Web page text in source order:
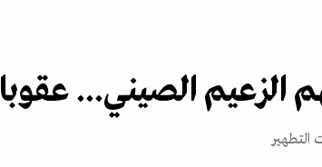
الزعيم الصيني...
التطهير